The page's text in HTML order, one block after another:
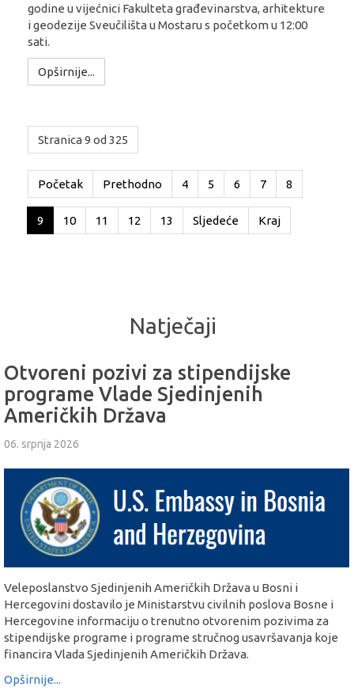
godine u vijećnici Fakulteta građevinarstva, arhitekture
i geodezije Sveučilišta u Mostaru s početkom u 12:00
sati.
Opširnije...
Stranica 9 od 325
Početak Prethodno 4 5 6 7 8
9 10 11 12 13 Sljedeće Kraj
Natječaji
Otvoreni pozivi za stipendijske
programe Vlade Sjedinjenih
Američkih Država
06. srpnja 2026
Veleposlanstvo Sjedinjenih Američkih Država u Bosni i
Hercegovini dostavilo je Ministarstvu civilnih poslova Bosne i
Hercegovine informaciju o trenutno otvorenim pozivima za
stipendijske programe i programe stručnog usavršavanja koje
financira Vlada Sjedinjenih Američkih Država.
Opširnije...